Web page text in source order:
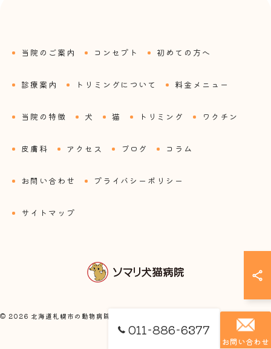
011-886-6377
お問い合わせ
当院のご案内 コンセプト 初めての方へ
診療案内 トリミングについて 料金メニュー
当院の特徴 犬 猫 トリミング ワクチン
皮膚科 アクセス ブログ コラム
お問い合わせ プライバシーポリシー
サイトマップ
© 2026 北海道札幌市の動物病院ならソマリ犬猫病院 ALL RIGHTS RESERVED.